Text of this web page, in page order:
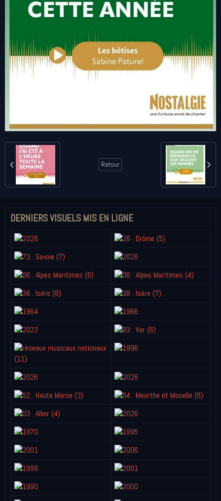
Retour
DERNIERS VISUELS MIS EN LIGNE